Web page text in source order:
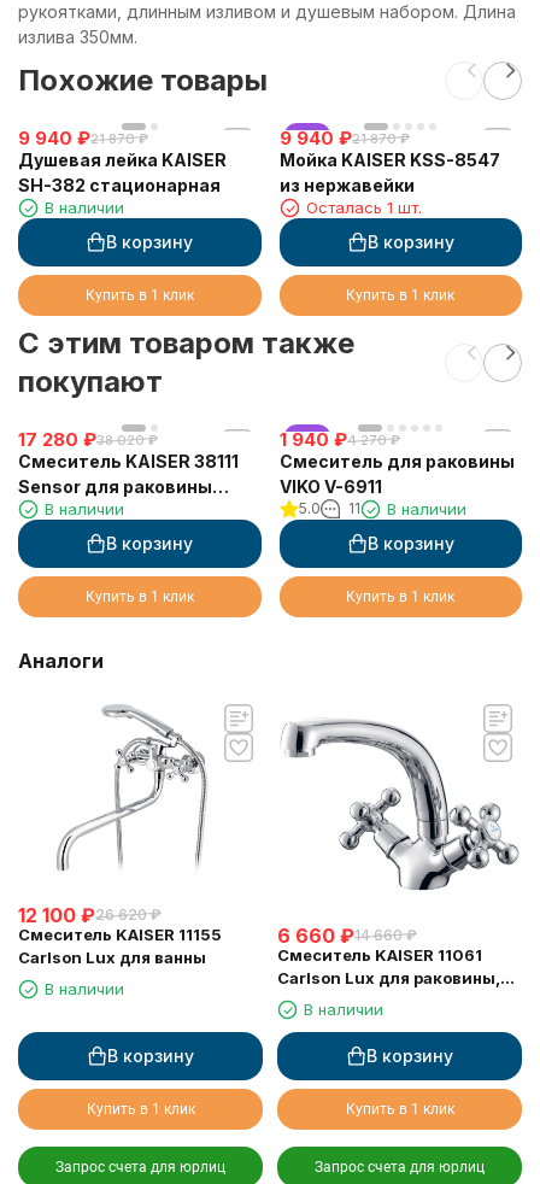
рукоятками, длинным изливом и душевым набором. Длина
излива 350мм.
Похожие товары
9 940 ₽21 870 ₽
Душевая лейка KAISER
SH-382 стационарная
В наличии
В корзину
Купить в 1 клик
хит
9 940 ₽21 870 ₽
Мойка KAISER KSS-8547
из нержавейки
Осталась 1 шт.
В корзину
Купить в 1 клик
C этим товаром также
покупают
17 280 ₽38 020 ₽
Смеситель KAISER 38111
Sensor для раковины
сенсорный (3810, 3820)
В наличии
В корзину
Купить в 1 клик
хит
1 940 ₽4 270 ₽
Смеситель для раковины
VIKO V-6911
5.0 11 В наличии
В корзину
Купить в 1 клик
Аналоги
12 100 ₽26 620 ₽
Смеситель KAISER 11155
Carlson Lux для ванны
В наличии
В корзину
Купить в 1 клик
Запрос счета для юрлиц
6 660 ₽14 660 ₽
Смеситель KAISER 11061
Carlson Lux для раковины,
хромВ наличии
В корзину
Купить в 1 клик
Запрос счета для юрлиц